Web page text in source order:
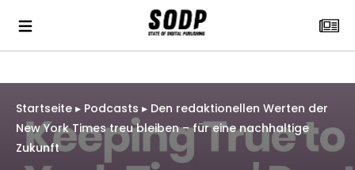
Startseite ▸ Podcasts ▸ Den redaktionellen Werten der
New York Times treu bleiben – für eine nachhaltige
Zukunft